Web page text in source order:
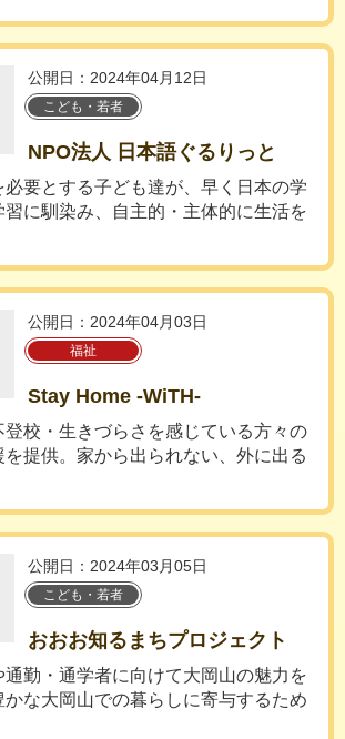
公開日：2024年04月12日
こども・若者
NPO法人 日本語ぐるりっと
必要とする子ども達が、早く日本の学
に馴染み、自主的・主体的に生活を
公開日：2024年04月03日
福祉
Stay Home -WiTH-
登校・生きづらさを感じている方々の
提供。家から出られない、外に出る
公開日：2024年03月05日
こども・若者
おおお知るまちプロジェクト
通勤・通学者に向けて大岡山の魅力を
な大岡山での暮らしに寄与するため